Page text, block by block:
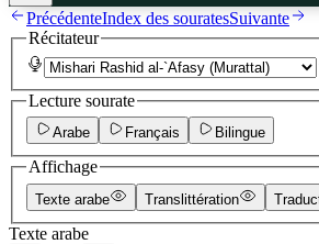
PrécédenteIndex des souratesSuivante
Récitateur
Lecture sourate
Arabe Français Bilingue
Affichage
Texte arabe Translittération
Texte arabe